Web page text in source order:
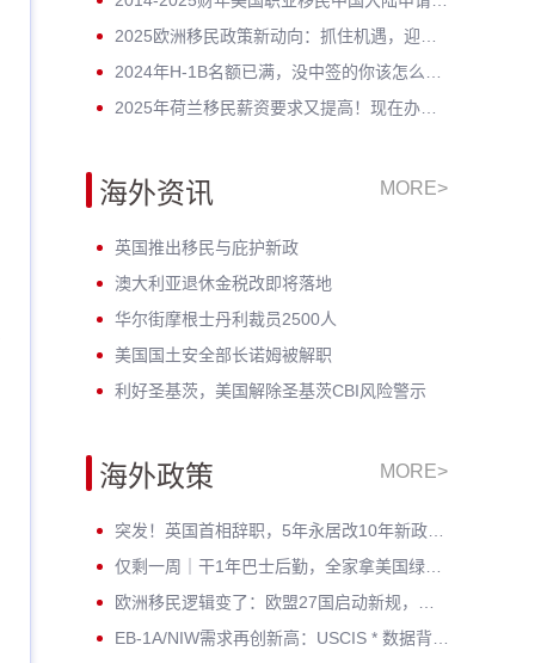
海外资讯 MORE>
英国推出移民与庇护新政
澳大利亚退休金税改即将落地
华尔街摩根士丹利裁员2500人
美国国土安全部长诺姆被解职
利好圣基茨，美国解除圣基茨CBI风险警示
海外政策 MORE>